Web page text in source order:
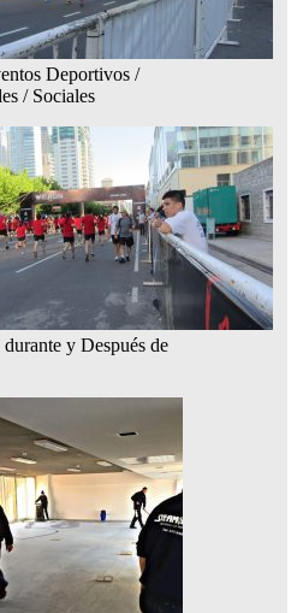
Deportivos /
/ Sociales
durante y Después de